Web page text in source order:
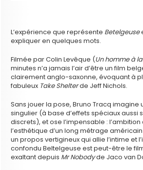
L’expérience que représente Betelgeuse
expliquer en quelques mots.
Filmée par Colin Levêque (Un homme à
minutes n’a jamais l’air d’être un film
clairement anglo-saxonne, évoquant à
fabuleux Take Shelterde Jeff Nichols.
Sans jouer la pose, Bruno Tracq imagine
singulier (à base d’effets spéciaux aussi
discrets), et ose l’impensable :
l’esthétique d’un long métrage
un propos vertigineux qui allie l’intime et
confondu Beltelgeuse est peut-être le
exaltant depuis Mr Nobodyde Jaco van